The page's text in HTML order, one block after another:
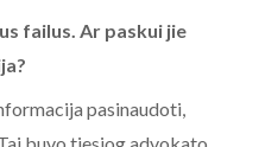
failus. Ar paskui jie
pasinaudoti,